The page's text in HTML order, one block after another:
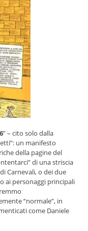
” – cito solo dalla
un manifesto
della pagine del
di una striscia
Carnevali, o dei due
ai personaggi principali
“normale”, in
come Daniele